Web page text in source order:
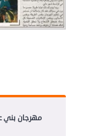
مهرجان بني